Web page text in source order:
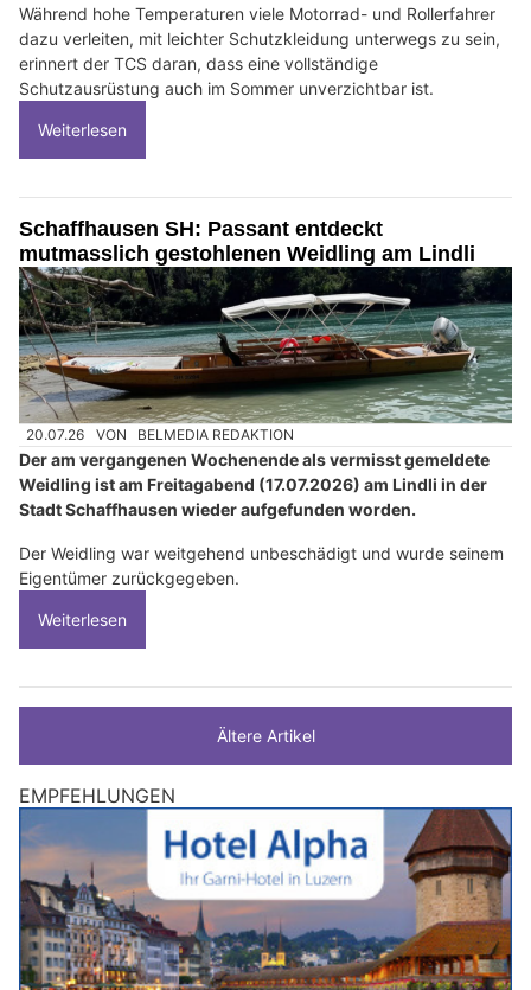
Während hohe Temperaturen viele Motorrad- und Rollerfahrer
dazu verleiten, mit leichter Schutzkleidung unterwegs zu sein,
erinnert der TCS daran, dass eine vollständige
Schutzausrüstung auch im Sommer unverzichtbar ist.
Weiterlesen
Schaffhausen SH: Passant entdeckt
mutmasslich gestohlenen Weidling am Lindli
20.07.26 VON BELMEDIA REDAKTION
Der am vergangenen Wochenende als vermisst gemeldete
Weidling ist am Freitagabend (17.07.2026) am Lindli in der
Stadt Schaffhausen wieder aufgefunden worden.
Der Weidling war weitgehend unbeschädigt und wurde seinem
Eigentümer zurückgegeben.
Weiterlesen
Ältere Artikel
EMPFEHLUNGEN